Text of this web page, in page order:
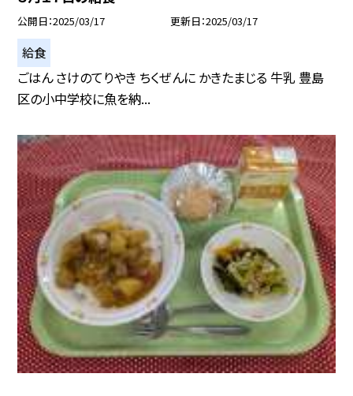
公開日 2025/03/17 更新日 2025/03/17
給食
ごはん さけのてりやき ちくぜんに かきたまじる 牛乳 豊島
区の小中学校に魚を納...